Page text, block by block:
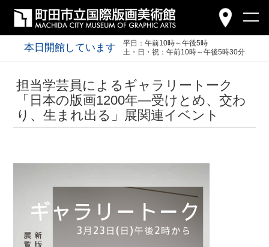
本日開館しています
平日：午前10時～午後5時
土・日・祝：午前10時～午後5時30分
担当学芸員によるギャラリートーク
「日本の版画1200年―受けとめ、交わ
り、生まれ出る」展関連イベント